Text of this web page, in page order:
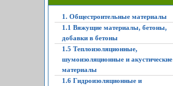
1. Общестроительные материалы
1.1 Вяжущие материалы, бетоны,
добавки в бетоны
1.5 Теплоизоляционные,
шумоизоляционные и акустические
материалы
1.6 Гидроизоляционные и